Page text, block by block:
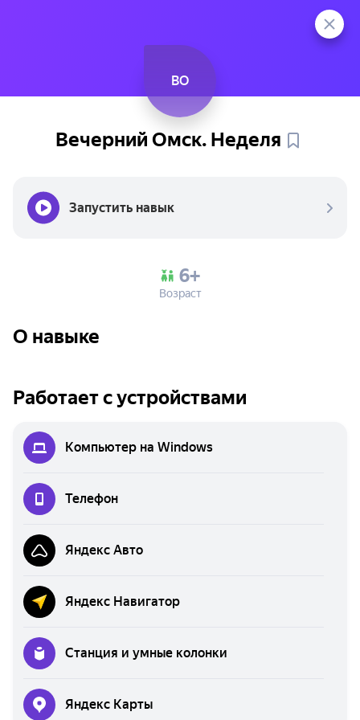
ВО
Вечерний Омск. Неделя
Запустить навык
6+
Возраст
О навыке
Работает с устройствами
Компьютер на Windows
Телефон
Яндекс Авто
Яндекс Навигатор
Станция и умные колонки
Яндекс Карты